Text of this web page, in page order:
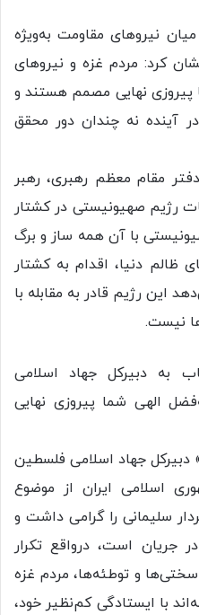
نیرو‌های مقاومت به‌ویژه
کرد: مردم غزه و نیرو‌های
پیروزی نهایی مصمم هستند و
آینده نه چندان دور محقق
مقام معظم رهبری، رهبر
رژیم صهیونیستی در کشتار
با آن همه ساز و برگ
ظالم دنیا، اقدام به کشتار
این رژیم قادر به مقابله با
نیست.
به دبیرکل جهاد اسلامی
الهی شما پیروزی نهایی
دبیرکل جهاد اسلامی فلسطین
اسلامی ایران از موضوع
سلیمانی را گرامی داشت و
جریان است، درواقع تکرار
و توطئه‌ها، مردم غزه
با ایستادگی کم‌نظیر خود،